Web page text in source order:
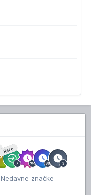
Rare
Nedavne značke